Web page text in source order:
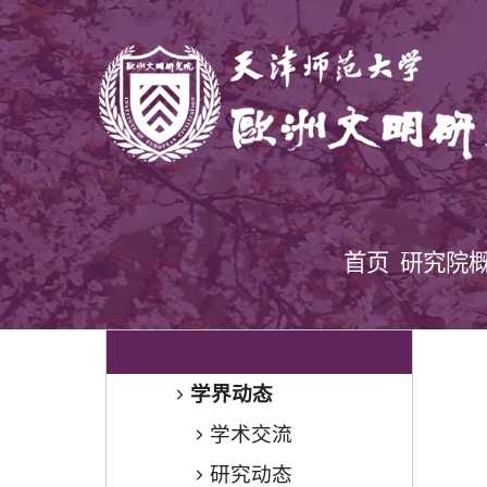
首页 研究院
学界动态
学术交流
研究动态